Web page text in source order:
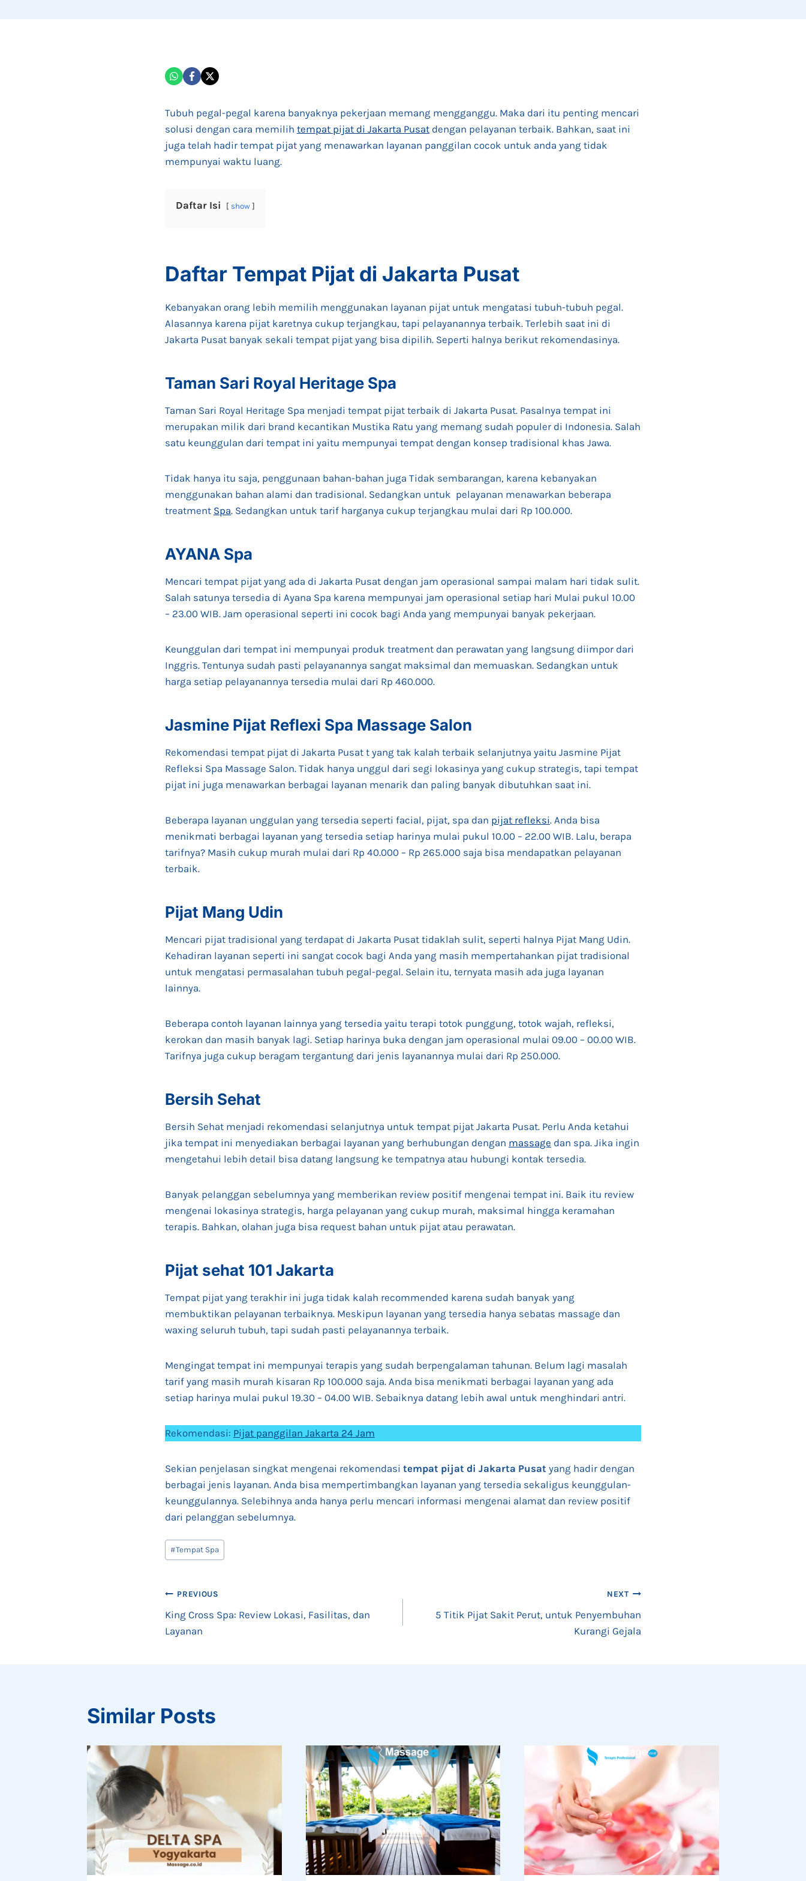
Tubuh pegal-pegal karena banyaknya pekerjaan memang mengganggu. Maka dari itu penting mencari
solusi dengan cara memilih tempat pijat di Jakarta Pusat dengan pelayanan terbaik. Bahkan, saat ini
juga telah hadir tempat pijat yang menawarkan layanan panggilan cocok untuk anda yang tidak
mempunyai waktu luang.
Daftar Isi show
Daftar Tempat Pijat di Jakarta Pusat
Kebanyakan orang lebih memilih menggunakan layanan pijat untuk mengatasi tubuh-tubuh pegal.
Alasannya karena pijat karetnya cukup terjangkau, tapi pelayanannya terbaik. Terlebih saat ini di
Jakarta Pusat banyak sekali tempat pijat yang bisa dipilih. Seperti halnya berikut rekomendasinya.
Taman Sari Royal Heritage Spa
Taman Sari Royal Heritage Spa menjadi tempat pijat terbaik di Jakarta Pusat. Pasalnya tempat ini
merupakan milik dari brand kecantikan Mustika Ratu yang memang sudah populer di Indonesia. Salah
satu keunggulan dari tempat ini yaitu mempunyai tempat dengan konsep tradisional khas Jawa.
Tidak hanya itu saja, penggunaan bahan-bahan juga Tidak sembarangan, karena kebanyakan
menggunakan bahan alami dan tradisional. Sedangkan untuk pelayanan menawarkan beberapa
treatment Spa. Sedangkan untuk tarif harganya cukup terjangkau mulai dari Rp 100.000.
AYANA Spa
Mencari tempat pijat yang ada di Jakarta Pusat dengan jam operasional sampai malam hari tidak sulit.
Salah satunya tersedia di Ayana Spa karena mempunyai jam operasional setiap hari Mulai pukul 10.00
– 23.00 WIB. Jam operasional seperti ini cocok bagi Anda yang mempunyai banyak pekerjaan.
Keunggulan dari tempat ini mempunyai produk treatment dan perawatan yang langsung diimpor dari
Inggris. Tentunya sudah pasti pelayanannya sangat maksimal dan memuaskan. Sedangkan untuk
harga setiap pelayanannya tersedia mulai dari Rp 460.000.
Jasmine Pijat Reflexi Spa Massage Salon
Rekomendasi tempat pijat di Jakarta Pusat t yang tak kalah terbaik selanjutnya yaitu Jasmine Pijat
Refleksi Spa Massage Salon. Tidak hanya unggul dari segi lokasinya yang cukup strategis, tapi tempat
pijat ini juga menawarkan berbagai layanan menarik dan paling banyak dibutuhkan saat ini.
Beberapa layanan unggulan yang tersedia seperti facial, pijat, spa dan pijat refleksi. Anda bisa
menikmati berbagai layanan yang tersedia setiap harinya mulai pukul 10.00 – 22.00 WIB. Lalu, berapa
tarifnya? Masih cukup murah mulai dari Rp 40.000 – Rp 265.000 saja bisa mendapatkan pelayanan
terbaik.
Pijat Mang Udin
Mencari pijat tradisional yang terdapat di Jakarta Pusat tidaklah sulit, seperti halnya Pijat Mang Udin.
Kehadiran layanan seperti ini sangat cocok bagi Anda yang masih mempertahankan pijat tradisional
untuk mengatasi permasalahan tubuh pegal-pegal. Selain itu, ternyata masih ada juga layanan
lainnya.
Beberapa contoh layanan lainnya yang tersedia yaitu terapi totok punggung, totok wajah, refleksi,
kerokan dan masih banyak lagi. Setiap harinya buka dengan jam operasional mulai 09.00 – 00.00 WIB.
Tarifnya juga cukup beragam tergantung dari jenis layanannya mulai dari Rp 250.000.
Bersih Sehat
Bersih Sehat menjadi rekomendasi selanjutnya untuk tempat pijat Jakarta Pusat. Perlu Anda ketahui
jika tempat ini menyediakan berbagai layanan yang berhubungan dengan massage dan spa. Jika ingin
mengetahui lebih detail bisa datang langsung ke tempatnya atau hubungi kontak tersedia.
Banyak pelanggan sebelumnya yang memberikan review positif mengenai tempat ini. Baik itu review
mengenai lokasinya strategis, harga pelayanan yang cukup murah, maksimal hingga keramahan
terapis. Bahkan, olahan juga bisa request bahan untuk pijat atau perawatan.
Pijat sehat 101 Jakarta
Tempat pijat yang terakhir ini juga tidak kalah recommended karena sudah banyak yang
membuktikan pelayanan terbaiknya. Meskipun layanan yang tersedia hanya sebatas massage dan
waxing seluruh tubuh, tapi sudah pasti pelayanannya terbaik.
Mengingat tempat ini mempunyai terapis yang sudah berpengalaman tahunan. Belum lagi masalah
tarif yang masih murah kisaran Rp 100.000 saja. Anda bisa menikmati berbagai layanan yang ada
setiap harinya mulai pukul 19.30 – 04.00 WIB. Sebaiknya datang lebih awal untuk menghindari antri.
Rekomendasi: Pijat panggilan Jakarta 24 Jam
Sekian penjelasan singkat mengenai rekomendasi tempat pijat di Jakarta Pusat yang hadir dengan
berbagai jenis layanan. Anda bisa mempertimbangkan layanan yang tersedia sekaligus keunggulan-
keunggulannya. Selebihnya anda hanya perlu mencari informasi mengenai alamat dan review positif
dari pelanggan sebelumnya.
Post
Tags:
#Tempat Spa
Post
navigation
PREVIOUS
King Cross Spa: Review Lokasi, Fasilitas, dan
Layanan
NEXT
5 Titik Pijat Sakit Perut, untuk Penyembuhan
Kurangi Gejala
Similar Posts